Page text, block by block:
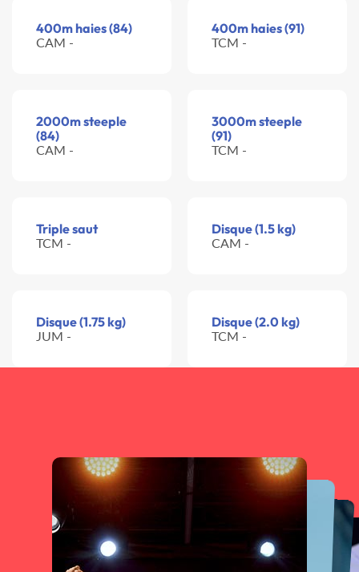
400m haies (84)
CAM -
400m haies (91)
TCM -
2000m steeple
(84)
CAM -
3000m steeple
(91)
TCM -
Triple saut
TCM -
Disque (1.5 kg)
CAM -
Disque (1.75 kg)
JUM -
Disque (2.0 kg)
TCM -